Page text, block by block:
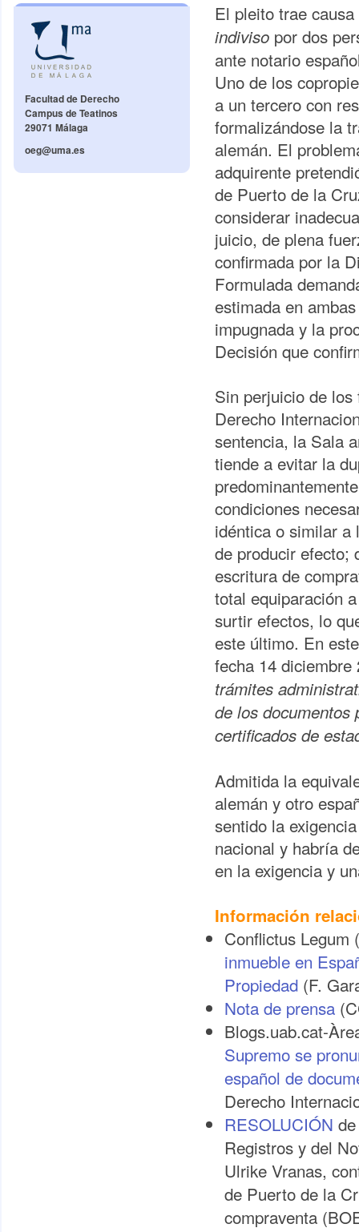
Facultad de Derecho
Campus de Teatinos
29071 Málaga
oeg@uma.es
El pleito trae
indiviso por dos
ante notario
Uno de los
a un tercero con
formalizándose la
alemán. El
adquirente
de Puerto de la
considerar
juicio, de plena
confirmada por la
Formulada
estimada en
impugnada y la
Decisión que
Sin perjuicio de
Derecho
sentencia, la Sala
tiende a evitar la
condiciones
idéntica o similar a
de producir efecto;
escritura de
total equiparación
surtir efectos, lo
este último. En
fecha 14
trámites
de los documentos
certificados de
Admitida la
alemán y otro
sentido la
nacional y habría
en la exigencia y
Información
Conflictus
inmueble en
Propiedad (F.
Nota de prensa
Blogs.uab.cat-
Supremo se
español de
Derecho
RESOLUCIÓN
Registros y del
Ulrike Vranas,
de Puerto de la
compraventa